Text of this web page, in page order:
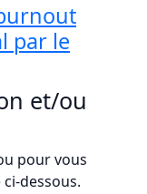
par le
et/ou
pour vous
dessous.